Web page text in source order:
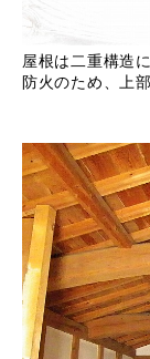
屋根は二重構造
防火のため、上